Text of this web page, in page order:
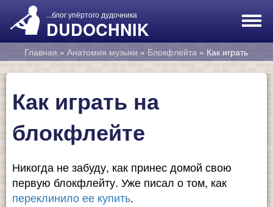
...блог упёртого дудочника
DUDOCHNIK
Блог
Блокфлейта
О себе
Главная » Анатомия музыки » Блокфлейта » Как играть
на блокфлейте
Как играть на
блокфлейте
Никогда не забуду, как принес домой свою
первую блокфлейту. Уже писал о том, как
переклинило ее купить.